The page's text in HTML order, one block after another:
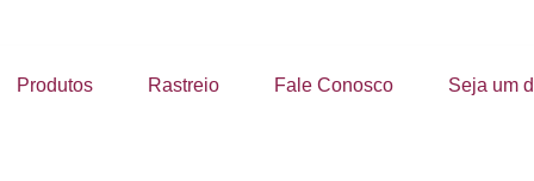
Produtos Rastreio Fale Conosco Seja um